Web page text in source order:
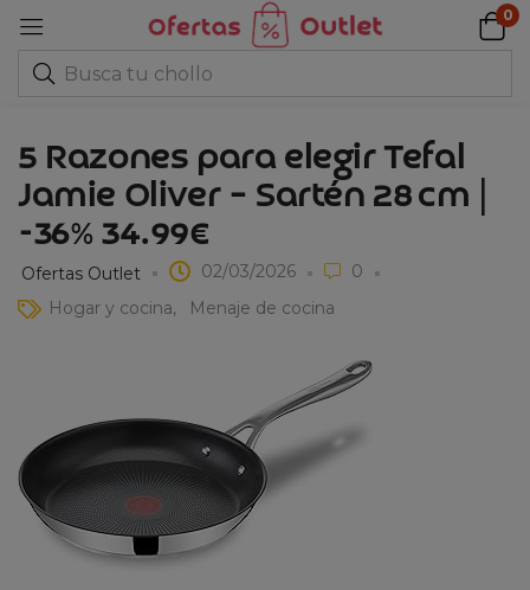
0
5 Razones para elegir Tefal
Jamie Oliver – Sartén 28 cm |
-36% 34.99€
Ofertas Outlet 02/03/2026
0
Hogar y cocina
Menaje de cocina